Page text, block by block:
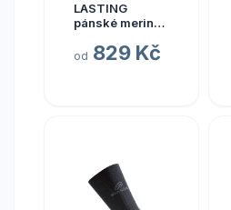
LASTING
pánské merino
boxerky WADAM
od 829 Kč